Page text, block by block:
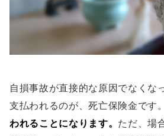
自損事故が直接的な原因でなくな
支払われるのが、死亡保険金です。
われることになります。 ただ、場